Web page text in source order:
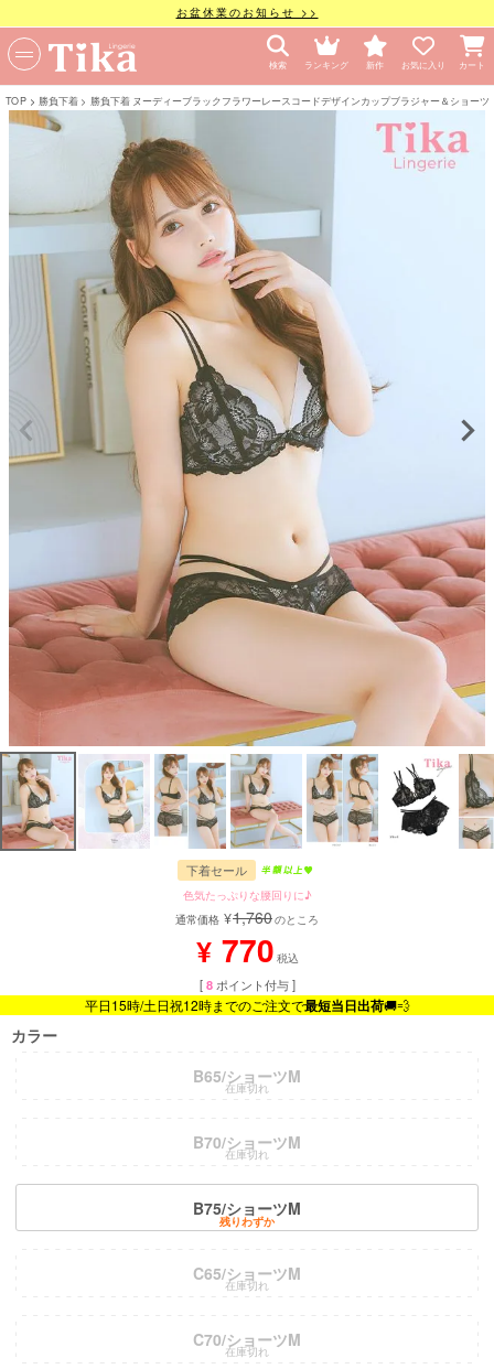
お盆休業のお知らせ >>
検索 ランキング 新作 お気に入り カート
TOP 勝負下着 勝負下着 ヌーディーブラックフラワーレースコードデザインカップブラジャー＆ショーツ
下着セール
色気たっぷりな腰回りに♪
通常価格 ¥1,760のところ
¥ 770 税込
[ 8 ポイント付与 ]
平日15時/土日祝12時までのご注文で最短当日出荷🚚💨
カラー
B65/ショーツM
在庫切れ
B70/ショーツM
在庫切れ
B75/ショーツM
残りわずか
C65/ショーツM
在庫切れ
C70/ショーツM
在庫切れ